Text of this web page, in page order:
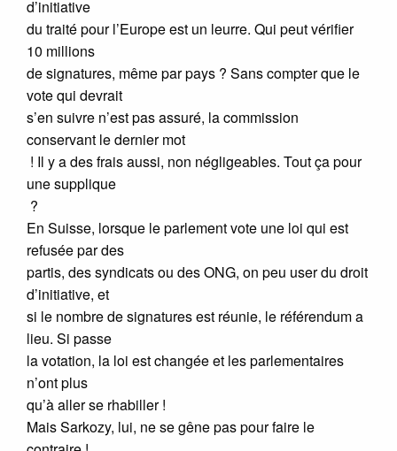
d’initiative
du traité pour l’Europe est un leurre. Qui peut vérifier
10 millions
de signatures, même par pays ? Sans compter que le
vote qui devrait
s’en suivre n’est pas assuré, la commission
conservant le dernier mot
! Il y a des frais aussi, non négligeables. Tout ça pour
une supplique
?
En Suisse, lorsque le parlement vote une loi qui est
refusée par des
partis, des syndicats ou des ONG, on peu user du droit
d’initiative, et
si le nombre de signatures est réunie, le référendum a
lieu. Si passe
la votation, la loi est changée et les parlementaires
n’ont plus
qu’à aller se rhabiller !
Mais Sarkozy, lui, ne se gêne pas pour faire le